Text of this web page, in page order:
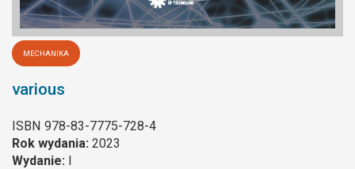
MECHANIKA
various
ISBN 978-83-7775-728-4
Rok wydania: 2023
Wydanie: I